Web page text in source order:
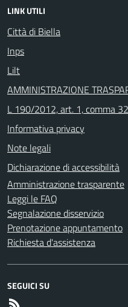
LINK UTILI
Città di Biella
Inps
Lilt
AMMINISTRAZIONE
L 190/2012, art. 1, comma
Informativa privacy
Note legali
Dichiarazione di accessibilità
Amministrazione trasparente
Leggi le FAQ
Segnalazione disservizio
Prenotazione appuntamento
Richiesta d'assistenza
SEGUICI SU